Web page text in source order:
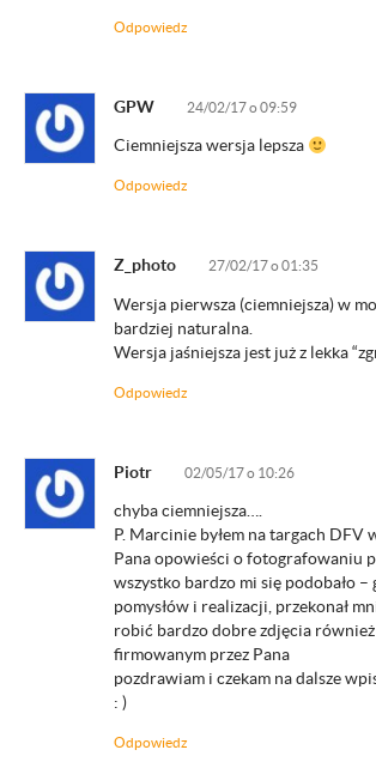
Odpowiedz
GPW 24/02/17 o 09:59
Ciemniejsza wersja lepsza
Odpowiedz
Z_photo 27/02/17 o 01:35
Wersja pierwsza (ciemniejsza) w
bardziej naturalna.
Wersja jaśniejsza jest już z lekka
Odpowiedz
Piotr 02/05/17 o 10:26
chyba ciemniejsza….
P. Marcinie byłem na targach DFV
Pana opowieści o fotografowaniu
wszystko bardzo mi się podobało
pomysłów i realizacji, przekonał
robić bardzo dobre zdjęcia
firmowanym przez Pana
pozdrawiam i czekam na dalsze
: )
Odpowiedz